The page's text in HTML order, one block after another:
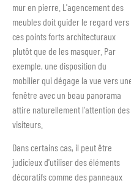
mur en pierre. L'agencement des
meubles doit guider le regard vers
ces points forts architecturaux
plutôt que de les masquer. Par
exemple, une disposition du
mobilier qui dégage la vue vers
fenêtre avec un beau panorama
attire naturellement l'attention des
visiteurs.
Dans certains cas, il peut être
judicieux d'utiliser des éléments
décoratifs comme des panneaux